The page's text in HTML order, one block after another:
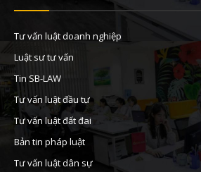
Tư vấn luật doanh nghiệp
Luật sư tư vấn
Tin SB-LAW
Tư vấn luật đầu tư
Tư vấn luật đất đai
Bản tin pháp luật
Tư vấn luật dân sự